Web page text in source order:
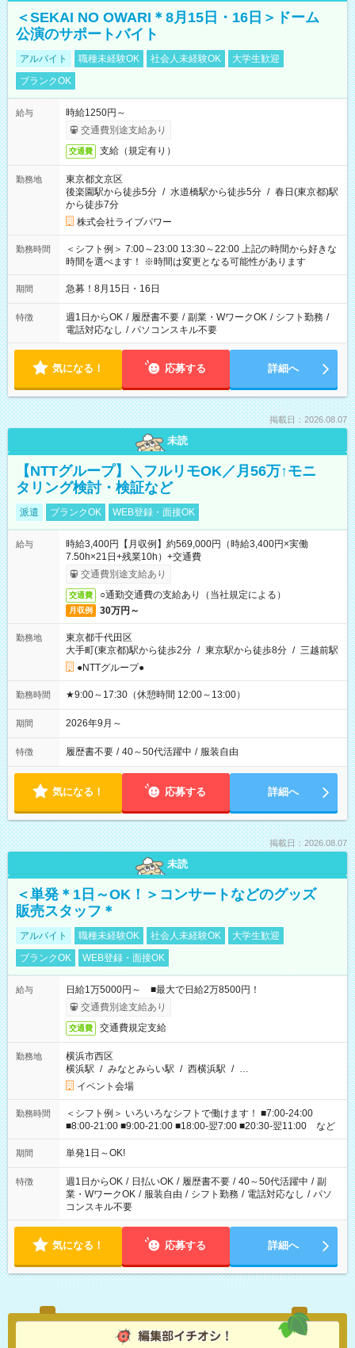
＜SEKAI NO OWARI＊8月15日・16日＞ドーム
公演のサポートバイト
アルバイト 職種未経験OK 社会人未経験OK
大学生歓迎
ブランクOK
給与
時給1250円～
交通費別途支給あり
交通費 支給（規定有り）
勤務地
東京都文京区
後楽園駅から徒歩5分 / 水道橋駅から徒歩5分 / 春日(東京都)駅
から徒歩7分
株式会社ライブパワー
勤務時間
＜シフト例＞ 7:00～23:00 13:30～22:00 上記の時間から好きな
時間を選べます！ ※時間は変更となる可能性があります
期間 急募！8月15日・16日
特徴 週1日からOK / 履歴書不要 / 副業・WワークOK / シフト勤務 /
電話対応なし / パソコンスキル不要
気になる！ 応募する 詳細へ
掲載日：2026.08.07
未読
【NTTグループ】＼フルリモOK／月56万↑モニ
タリング検討・検証など
派遣 ブランクOK WEB登録・面接OK
給与
時給3,400円【月収例】約569,000円（時給3,400円×実働
7.50h×21日+残業10h）+交通費
交通費別途支給あり
交通費 ○通勤交通費の支給あり（当社規定による）
月収例 30万円～
勤務地
東京都千代田区
大手町(東京都)駅から徒歩2分 / 東京駅から徒歩8分 / 三越前駅
●NTTグループ●
勤務時間 ★9:00～17:30（休憩時間 12:00～13:00）
期間 2026年9月～
特徴 履歴書不要 / 40～50代活躍中 / 服装自由
気になる！ 応募する 詳細へ
掲載日：2026.08.07
未読
＜単発＊1日～OK！＞コンサートなどのグッズ
販売スタッフ＊
アルバイト 職種未経験OK 社会人未経験OK
大学生歓迎
ブランクOK
WEB登録・面接OK
給与
日給1万5000円～ ■最大で日給2万8500円！
交通費別途支給あり
交通費 交通費規定支給
勤務地
横浜市西区
横浜駅 / みなとみらい駅 / 西横浜駅 / …
イベント会場
勤務時間
＜シフト例＞ いろいろなシフトで働けます！ ■7:00-24:00
■8:00-21:00 ■9:00-21:00 ■18:00-翌7:00 ■20:30-翌11:00 など
期間 単発1日～OK!
特徴 週1日からOK / 日払いOK / 履歴書不要 / 40～50代活躍中 / 副
業・WワークOK / 服装自由 / シフト勤務 / 電話対応なし / パソ
コンスキル不要
気になる！ 応募する 詳細へ